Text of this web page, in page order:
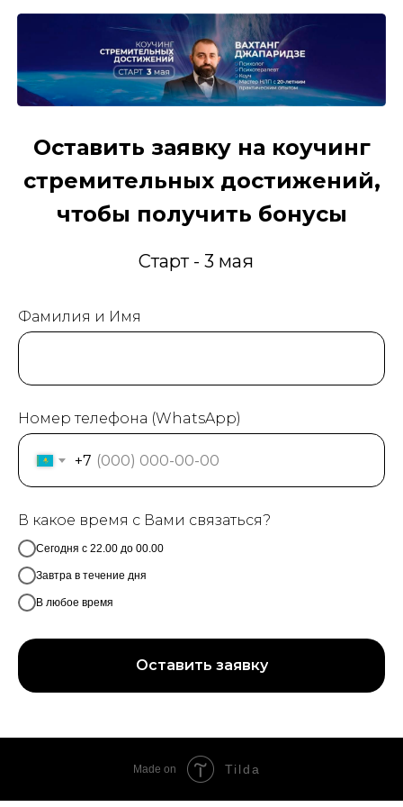
Оставить заявку на коучинг
стремительных достижений,
чтобы получить бонусы
Старт - 3 мая
Фамилия и Имя
Номер телефона (WhatsApp)
+7
В какое время с Вами связаться?
Сегодня с 22.00 до 00.00
Завтра в течение дня
В любое время
Оставить заявку
Made on Tilda